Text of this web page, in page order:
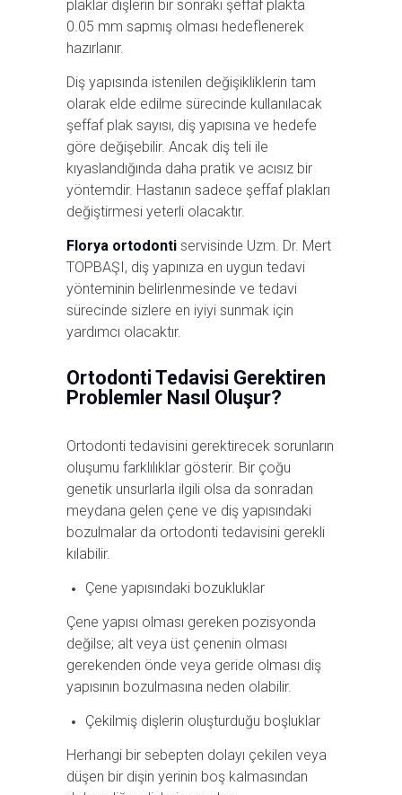
plaklar dişlerin bir sonraki şeffaf plakta
0.05 mm sapmış olması hedeflenerek
hazırlanır.
Diş yapısında istenilen değişikliklerin tam
olarak elde edilme sürecinde kullanılacak
şeffaf plak sayısı, diş yapısına ve hedefe
göre değişebilir. Ancak diş teli ile
kıyaslandığında daha pratik ve acısız bir
yöntemdir. Hastanın sadece şeffaf plakları
değiştirmesi yeterli olacaktır.
Florya ortodonti servisinde Uzm. Dr. Mert
TOPBAŞI, diş yapınıza en uygun tedavi
yönteminin belirlenmesinde ve tedavi
sürecinde sizlere en iyiyi sunmak için
yardımcı olacaktır.
Ortodonti Tedavisi Gerektiren
Problemler Nasıl Oluşur?
Ortodonti tedavisini gerektirecek sorunların
oluşumu farklılıklar gösterir. Bir çoğu
genetik unsurlarla ilgili olsa da sonradan
meydana gelen çene ve diş yapısındaki
bozulmalar da ortodonti tedavisini gerekli
kılabilir.
Çene yapısındaki bozukluklar
Çene yapısı olması gereken pozisyonda
değilse; alt veya üst çenenin olması
gerekenden önde veya geride olması diş
yapısının bozulmasına neden olabilir.
Çekilmiş dişlerin oluşturduğu boşluklar
Herhangi bir sebepten dolayı çekilen veya
düşen bir dişin yerinin boş kalmasından